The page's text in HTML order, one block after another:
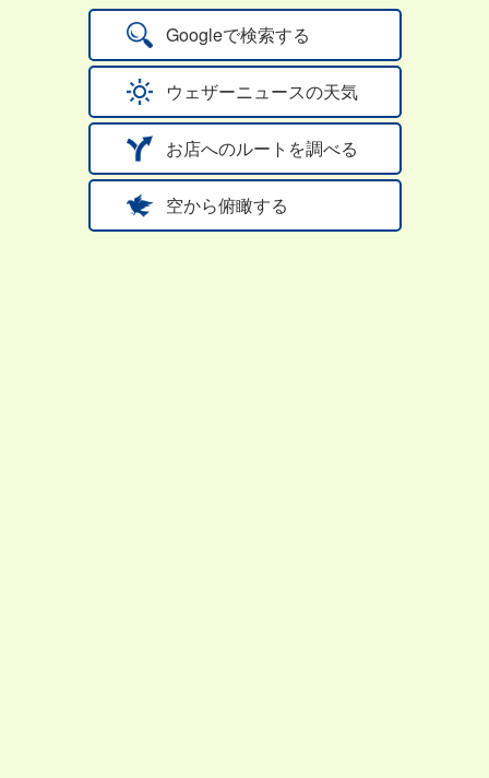
Googleで検索する
ウェザーニュースの天気
お店へのルートを調べる
空から俯瞰する